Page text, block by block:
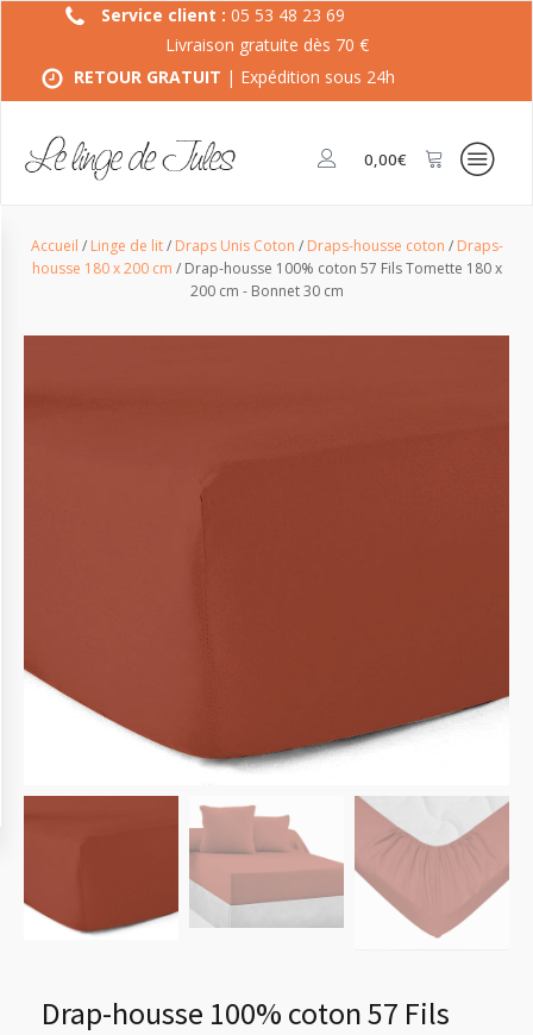
Service client : 05 53 48 23 69
Livraison gratuite dès 70 €
RETOUR GRATUIT | Expédition sous 24h
0,00€
Accueil / Linge de lit/ Draps Unis Coton / Draps-housse coton / Draps-
housse 180 x 200 cm / Drap-housse 100% coton 57 Fils Tomette 180 x
200 cm - Bonnet 30 cm
Drap-housse 100% coton 57 Fils